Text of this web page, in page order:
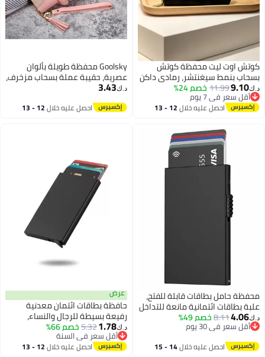
محفظة كوتش
رمادي داكن
خصم 24%
عليه خلال 12 - 13
Goolsky محفظة طويلة بألوان
عصرية، حقيبة عملة بسحاب مزخرف،
متعددة الوظائف مع فتحات بطاقات
د.ك‏ 3.43
احصل عليه خلال 12 - 13
قابلة للفتح،
مانعة للتداخل
مدمجة مضادة
للبطاقات
خصم 49%
عليه خلال 14 - 15
عرض
حافظة بطاقات ائتمان معدنية
رفيعة بسيطة للرجال والنساء،
حافظة بطاقات منبثقة أوتوماتيكية
من الجانب مصنوعة من معدن
البولي يوريثان وغطاء من الألومنيوم
خصم 66%
أقل سعر في السنة
أقل سعر في السنة
احصل عليه خلال 12 - 13